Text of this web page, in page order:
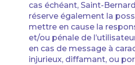
cas échéant, Saint-
réserve également la
mettre en cause la
et/ou pénale de
en cas de message à
injurieux, diffamant, ou